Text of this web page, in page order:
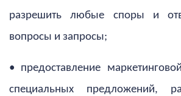
разрешить любые споры и
вопросы и запросы;
• предоставление
специальных предложений,